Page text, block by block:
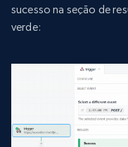
sucesso na seção de
verde: